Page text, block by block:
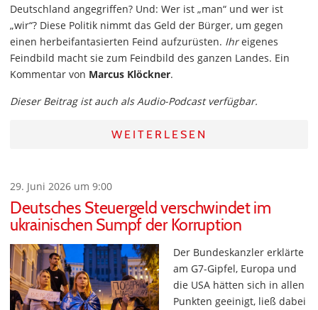
Deutschland angegriffen? Und: Wer ist „man“ und wer ist
„wir“? Diese Politik nimmt das Geld der Bürger, um gegen
einen herbeifantasierten Feind aufzurüsten. Ihreigenes
Feindbild macht sie zum Feindbild des ganzen Landes. Ein
Kommentar von Marcus Klöckner.
Dieser Beitrag ist auch als Audio-Podcast verfügbar.
WEITERLESEN
29. Juni 2026 um 9:00
Deutsches Steuergeld verschwindet im
ukrainischen Sumpf der Korruption
Der Bundeskanzler erklärte
am G7-Gipfel, Europa und
die USA hätten sich in allen
Punkten geeinigt, ließ dabei